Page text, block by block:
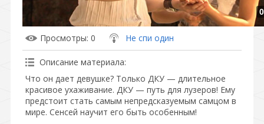
Просмотры: 0 Не спи один
Описание материала:
Что он дает девушке? Только ДКУ — длительное
красивое ухаживание. ДКУ — путь для лузеров! Ему
предстоит стать самым непредсказуемым самцом в
мире. Сенсей научит его быть особенным!